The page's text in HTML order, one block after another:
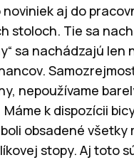
aj do
stoloch. Tie sa
sa nachádzajú
nepoužívame
k dispozícii
obsadené všetky
stopy. Aj toto